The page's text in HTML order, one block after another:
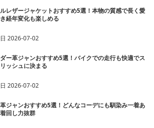
レザージャケットおすすめ5選！本物の質感で長く愛
経年変化も楽しめる
2026-07-02
ー革ジャンおすすめ5選！バイクでの走行も快適でス
ッシュに決まる
2026-07-02
ジャンおすすめ5選！どんなコーデにも馴染み一着あ
回し力抜群